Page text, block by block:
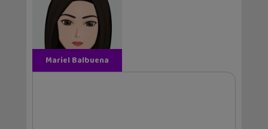
Mariel Balbuena